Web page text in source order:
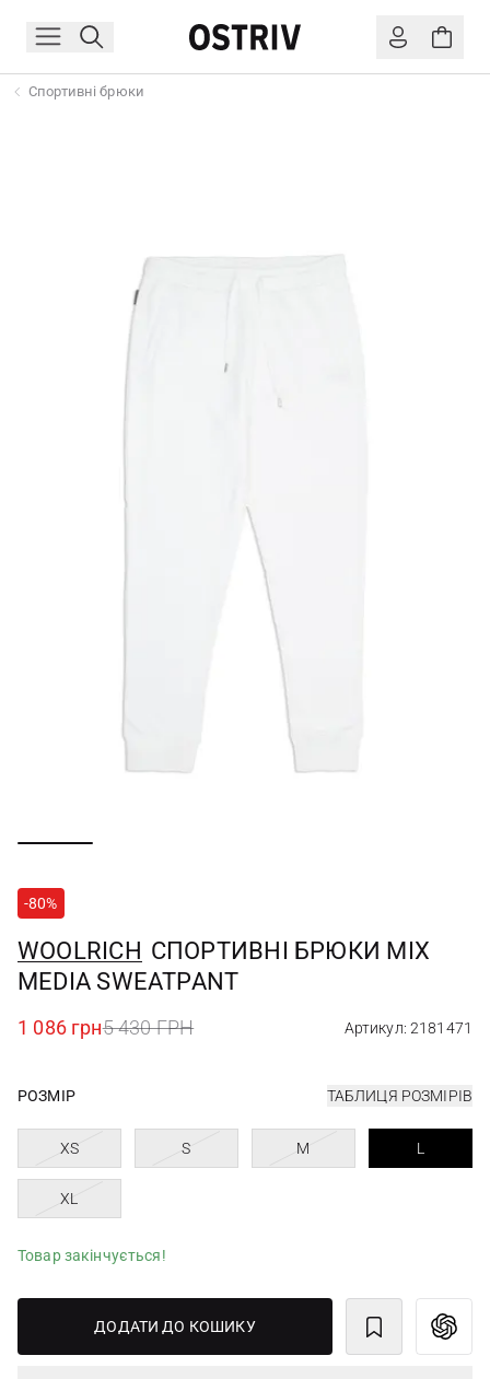
Спортивні брюки
-80%
WOOLRICH СПОРТИВНІ БРЮКИ MIX
MEDIA SWEATPANT
1 086 грн5 430 ГРН Артикул: 2181471
РОЗМІР ТАБЛИЦЯ РОЗМІРІВ
XS S M L
XL
Товар закінчується!
ДОДАТИ ДО КОШИКУ